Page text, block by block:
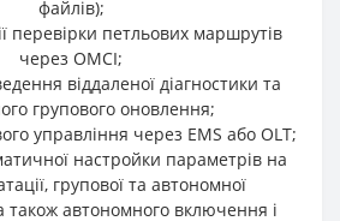
файлів);
перевірки петльових маршрутів
через OMCI;
віддаленої діагностики та
групового оновлення;
управління через EMS або OLT;
настройки параметрів на
групової та автономної
також автономного включення і